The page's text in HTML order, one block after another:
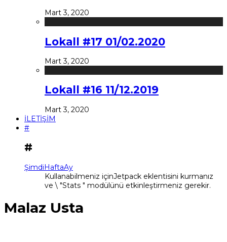
Mart 3, 2020
Lokall #17 01/02.2020
Mart 3, 2020
Lokall #16 11/12.2019
Mart 3, 2020
İLETİŞİM
#
#
ŞimdiHaftaAy
Kullanabilmeniz içinJetpack eklentisini kurmanız
ve \ "Stats " modülünü etkinleştirmeniz gerekir.
Malaz Usta